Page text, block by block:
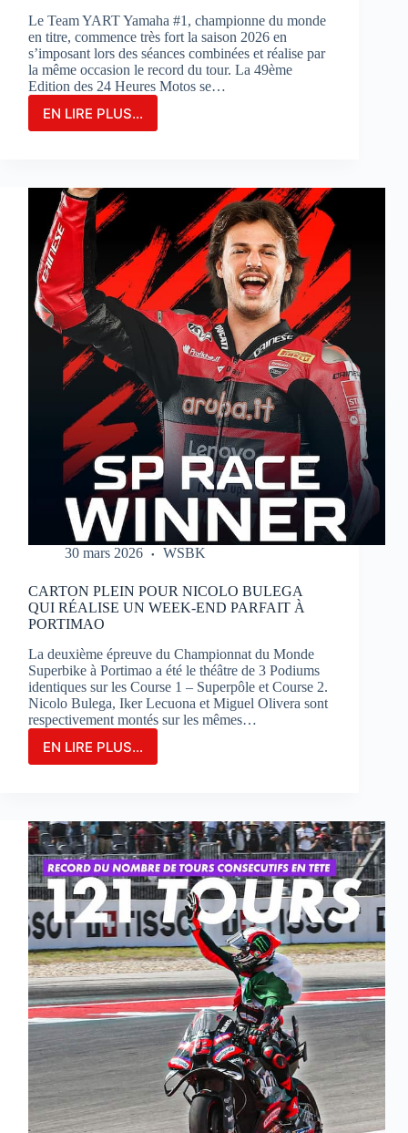
Le Team YART Yamaha #1, championne du monde
en titre, commence très fort la saison 2026 en
s’imposant lors des séances combinées et réalise par
la même occasion le record du tour. La 49ème
Edition des 24 Heures Motos se…
EN LIRE PLUS...
LE
#1
PARTIRA
EN
POSITION
POUR
LA
3ÈME
FOIS
CONSÉCUTIVE
AUX
HEURES
MOTOS
SUR
LE
CIRCUIT
BUGATTI
LE
MANS
30 mars 2026 WSBK
CARTON PLEIN POUR NICOLO BULEGA
QUI RÉALISE UN WEEK-END PARFAIT À
PORTIMAO
La deuxième épreuve du Championnat du Monde
Superbike à Portimao a été le théâtre de 3 Podiums
identiques sur les Course 1 – Superpôle et Course 2.
Nicolo Bulega, Iker Lecuona et Miguel Olivera sont
respectivement montés sur les mêmes…
EN LIRE PLUS...
CARTON
BULEGA
QUI
RÉALISE
UN
WEEK-
END
PARFAIT
À
PORTIMAO